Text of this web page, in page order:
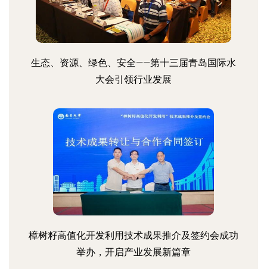
生态、资源、绿色、安全——第十三届青岛国际水
大会引领行业发展
樟树籽高值化开发利用技术成果推介及签约会成功
举办，开启产业发展新篇章